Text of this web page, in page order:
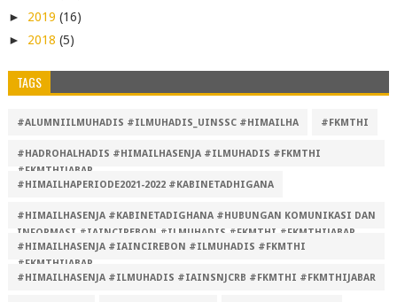
► 2019 (16)
► 2018 (5)
TAGS
#ALUMNIILMUHADIS #ILMUHADIS_UINSSC #HIMAILHA #FKMTHI
#HADROHALHADIS #HIMAILHASENJA #ILMUHADIS #FKMTHI
#FKMTHIJABAR
#HIMAILHAPERIODE2021-2022 #KABINETADHIGANA
#HIMAILHASENJA #KABINETADIGHANA #HUBUNGAN KOMUNIKASI DAN
INFORMASI #IAINCIREBON #ILMUHADIS #FKMTHI #FKMTHIJABAR
#HIMAILHASENJA #IAINCIREBON #ILMUHADIS #FKMTHI
#FKMTHIJABAR
#HIMAILHASENJA #ILMUHADIS #IAINSNJCRB #FKMTHI #FKMTHIJABAR